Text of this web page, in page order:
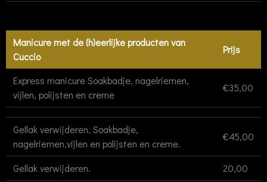
Manicure met de (h)eerlijke producten van
Cuccio
Prijs
Express manicure Soakbadje, nagelriemen,
vijlen, polijsten en creme
€35,00
Gellak verwijderen, Soakbadje,
nagelriemen,vijlen en polijsten en creme.
€45,00
Gellak verwijderen. 20,00